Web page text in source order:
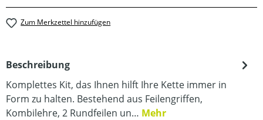
Zum Merkzettel hinzufügen
Beschreibung
Komplettes Kit, das Ihnen hilft Ihre Kette immer in
Form zu halten. Bestehend aus Feilengriffen,
Kombilehre, 2 Rundfeilen un… Mehr